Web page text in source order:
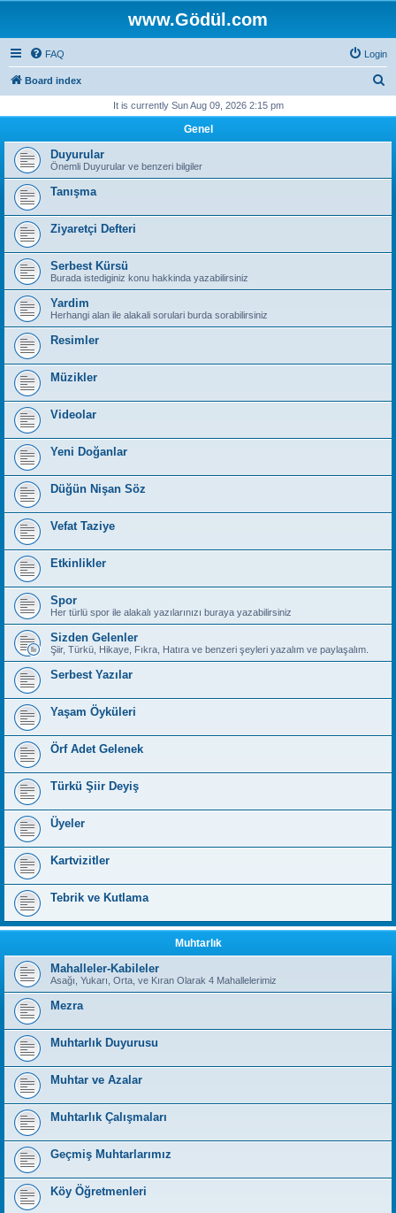
www.Gödül.com
FAQ Login
Board index
r
It is currently Sun Aug 09, 2026 2:15 pm
Genel
Duyurular
Önemli Duyurular ve benzeri bilgiler
Tanışma
Ziyaretçi Defteri
Serbest Kürsü
Burada istediginiz konu hakkinda yazabilirsiniz
Yardim
Herhangi alan ile alakali sorulari burda sorabilirsiniz
Resimler
Müzikler
Videolar
Yeni Doğanlar
Düğün Nişan Söz
Vefat Taziye
Etkinlikler
Spor
Her türlü spor ile alakalı yazılarınızı buraya yazabilirsiniz
Sizden Gelenler
Şiir, Türkü, Hikaye, Fıkra, Hatıra ve benzeri şeyleri yazalım ve paylaşalım.
Serbest Yazılar
Yaşam Öyküleri
Örf Adet Gelenek
Türkü Şiir Deyiş
Üyeler
Kartvizitler
Tebrik ve Kutlama
Muhtarlık
Mahalleler-Kabileler
Asağı, Yukarı, Orta, ve Kıran Olarak 4 Mahallelerimiz
Mezra
Muhtarlık Duyurusu
Muhtar ve Azalar
Muhtarlık Çalışmaları
Geçmiş Muhtarlarımız
Köy Öğretmenleri